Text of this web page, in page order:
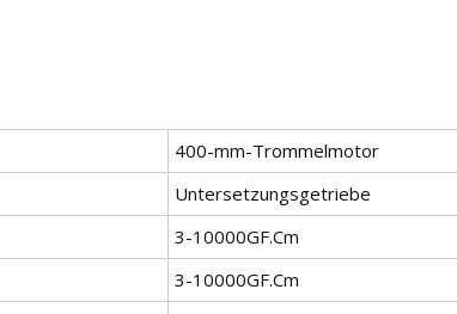
400-mm-Trommelmotor
Untersetzungsgetriebe
3-10000GF.Cm
3-10000GF.Cm